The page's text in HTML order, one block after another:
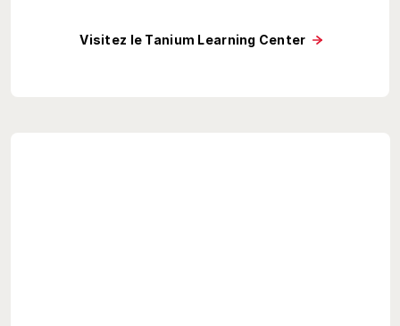
Visitez le Tanium Learning Center